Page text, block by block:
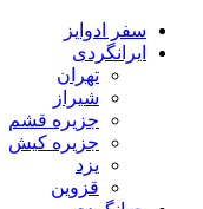
سفر ادوایز
ایرانگردی
تهران
شیراز
جزیره قشم
جزیره کیش
یزد
قزوین